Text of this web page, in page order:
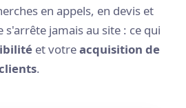
en appels, en devis et
jamais au site : ce qui
et votreacquisition de
.